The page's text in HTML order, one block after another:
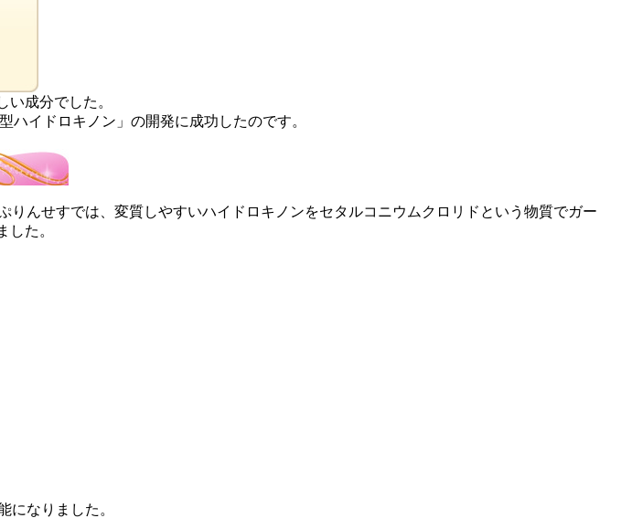
成分でした。
イドロキノン」の開発に成功したのです。
んせすでは、変質しやすいハイドロキノンをセタルコニウムクロリドという物質でガー
た。
になりました。